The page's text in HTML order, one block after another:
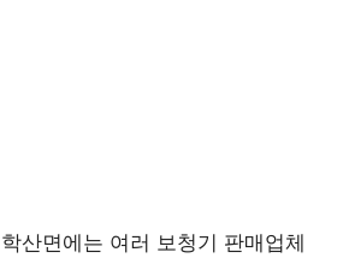
산면에는 여러 보청기 판매업체